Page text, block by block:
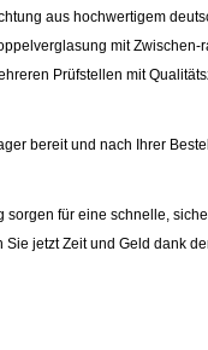
aus hochwertigem
mit Zwischen-
Prüfstellen mit
bereit und nach Ihrer
für eine schnelle,
jetzt Zeit und Geld dank